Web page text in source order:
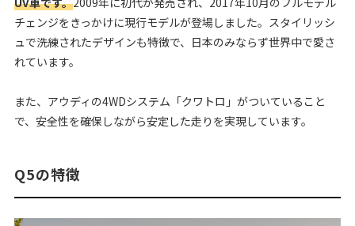
チェンジをきっかけに現行モデルが登場しました。スタイリッシ
ュで洗練されたデザインも特徴で、日本のみならず世界中で愛さ
れています。
また、アウディの4WDシステム「クワトロ」がついていること
で、安全性を確保しながら安定した走りを実現しています。
Q5の特徴